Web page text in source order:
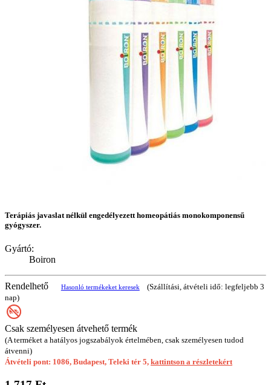
Terápiás javaslat nélkül engedélyezett homeopátiás monokomponensű
gyógyszer.
Gyártó:
Boiron
Rendelhető Hasonló termékeket keresek
(Szállítási, átvételi idő: legfeljebb 3
nap)
Csak személyesen átvehető termék
(A terméket a hatályos jogszabályok értelmében, csak személyesen tudod
átvenni)
Átvételi pont: 1086, Budapest, Teleki tér 5, kattintson a részletekért